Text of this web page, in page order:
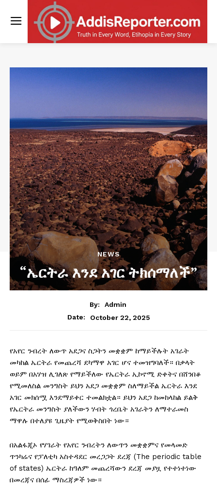
NEWS
“ኤርትራ እንደ አገር ትክሰማለች”
By:
Admin
Date:
October 22, 2025
የአየር ንብረት ለውጥ አደጋና ስጋትን መቋቋም ከማይችሉት አገራት
መካከል ኤርትራ የመጨረሻ ደካማዋ አገር ሆና ተመዝግባለች። በቃላት
ወይም በአሃዝ ሊገለጽ የማይችለው የኤርትራ ኢኮኖሚ ድቀትና በሸንበቆ
የሚመለስል መንግስት ይህን አደጋ መቋቋም ስለማይችል ኤርትራ እንደ
አገር መክሰሟ እንደማይቀር ተመልክቷል። ይህን አደጋ ከመከላከል ይልቅ
የኤርትራ መንግስት ያለችውን ሃብት ጎረቤት አገራትን ለማተራመስ
ማዋሉ በተለያዩ ጊዜያት የሚወቅስበት ነው።
በአልፋጂኦ የሃገራት የአየር ንብረትን ለውጥን መቋቋምና የመላመድ
ጥንካሬና የፓለቲካ አስተዳደር መረጋጋት ደረጃ (The periodic table
of states) ኤርትራ ከዓለም መጨረሻውን ደረጃ መያዟ የተተነተነው
በመረጃና በሰፊ ማስረጃዎች ነው።